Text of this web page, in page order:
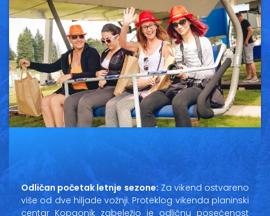
Ski renta
Vesti
Oglasi
Galerija
Odličan početak letnje sezone: Za vikend ostvareno
više od dve hiljade vožnji. Proteklog vikenda planinski
centar Kopaonik zabeležio je odličnu posećenost